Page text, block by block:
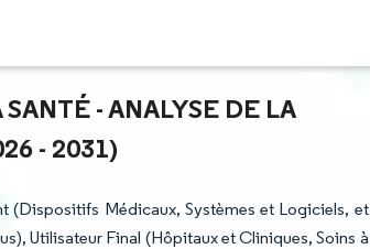
- ANALYSE DE LA
- 2031)
(Dispositifs Médicaux, Systèmes et Logiciels, et
Utilisateur Final (Hôpitaux et Cliniques, Soins à